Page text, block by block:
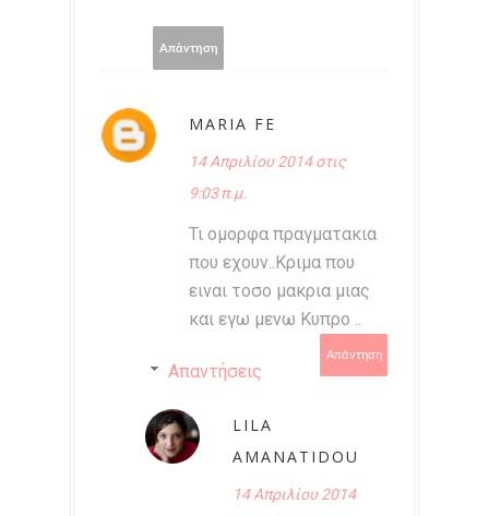
Απάντηση
MARIA FE
14 Απριλίου 2014 στις
9:03 π.μ.
Τι ομορφα πραγματακια
που εχουν..Κριμα που
ειναι τοσο μακρια μιας
και εγω μενω Κυπρο ..
Απάντηση
Απαντήσεις
LILA
AMANATIDOU
14 Απριλίου 2014